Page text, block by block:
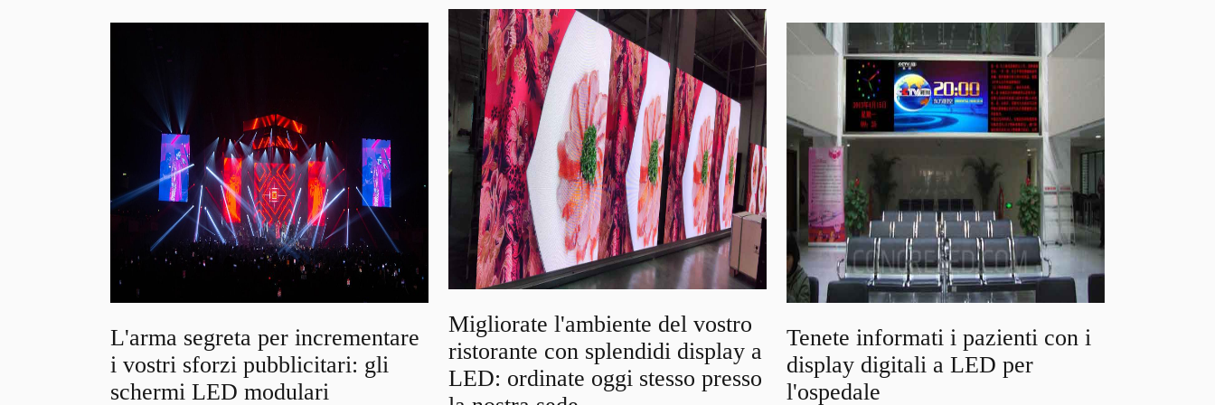
L'arma segreta per incrementare
i vostri sforzi pubblicitari: gli
schermi LED modulari
Migliorate l'ambiente del vostro
ristorante con splendidi display a
LED: ordinate oggi stesso presso
Tenete informati i pazienti con i
display digitali a LED per
l'ospedale